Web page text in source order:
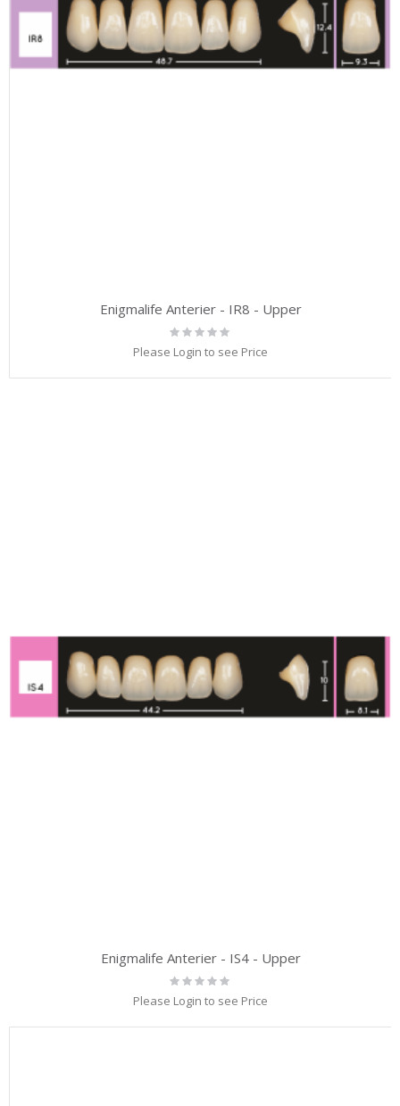
Enigmalife Anterier - IR8 - Upper
Rating:
0%
Please Login to see Price
Enigmalife Anterier - IS4 - Upper
Rating:
Please Login to see Price